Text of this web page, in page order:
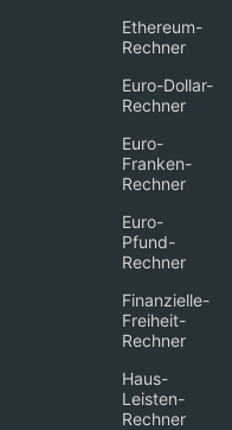
Ethereum-
Rechner
Euro-Dollar-
Rechner
Euro-
Franken-
Rechner
Euro-
Pfund-
Rechner
Finanzielle-
Freiheit-
Rechner
Haus-
Leisten-
Rechner